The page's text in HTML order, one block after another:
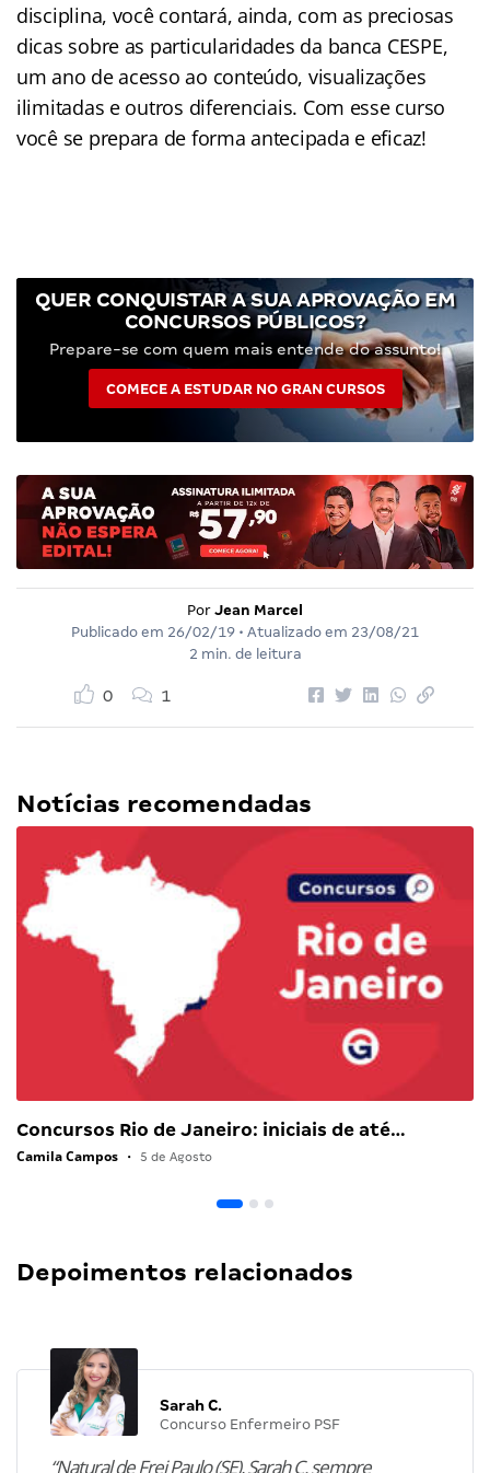
disciplina, você contará, ainda, com as preciosas
dicas sobre as particularidades da banca CESPE,
um ano de acesso ao conteúdo, visualizações
ilimitadas e outros diferenciais. Com esse curso
você se prepara de forma antecipada e eficaz!
QUER CONQUISTAR A SUA APROVAÇÃO EM
CONCURSOS PÚBLICOS?
Prepare-se com quem mais entende do assunto!
COMECE A ESTUDAR NO GRAN CURSOS
Por Jean Marcel
Publicado em 26/02/19 • Atualizado em 23/08/21
2 min. de leitura
0 1
Notícias recomendadas
Concursos Rio de Janeiro: iniciais de até…
Camila Campos • 5 de Agosto
Depoimentos relacionados
Sarah C.
Concurso Enfermeiro PSF
“Natural de Frei Paulo (SE), Sarah C. sempre